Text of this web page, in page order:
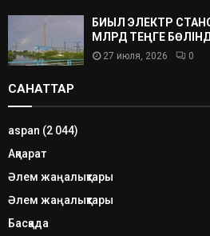
БИЫЛ ЭЛЕКТР
МЛРД ТЕҢГЕ
27 июля, 2026 0
САНАТТАР
aspan (2 044)
Ақпарат
Әлем жаңалықтары
Әлем жаңалықтары
Басқада